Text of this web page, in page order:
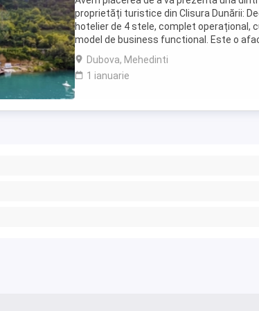
proprietăți turistice din Clisura Dunării:
hotelier de 4 stele, complet operațional,
model de business functional. Este o
venituri din prima zi, situat în ...
Dubova, Mehedinti
1 ianuarie